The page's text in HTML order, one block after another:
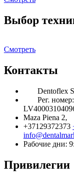
Выбор
Смотреть
Контакты
Dentoflex
Рег.
Maza Piena 2,
+37129372373
Рабочие дни:
Привилегии